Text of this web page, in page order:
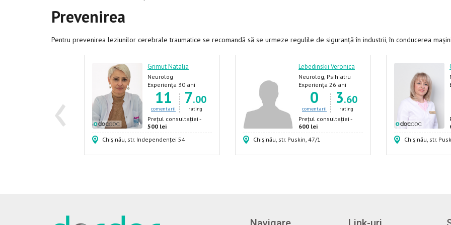
Prevenirea
Pentru prevenirea leziunilor cerebrale traumatice se recomandă să se urmeze regulile de siguranță în industrii, în conducerea
‹
Grimut Natalia
Neurolog
Experiența 30 ani
11
comentarii
7.00
rating
Prețul consultației -
500 lei
Chișinău, str. Independenței 54
Lebedinskii Veronica
Neurolog, Psihiatru
Experiența 26 ani
0
comentarii
3.60
rating
Prețul consultației -
600 lei
Chișinău, str. Puskin, 47/1
Chișinău, str.